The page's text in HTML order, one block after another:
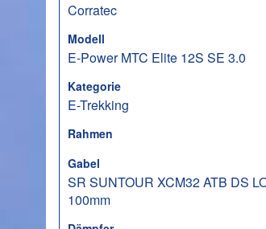
Corratec
Modell
E-Power MTC Elite 12S SE 3.0
Kategorie
E-Trekking
Rahmen
Gabel
SR SUNTOUR XCM32 ATB DS
100mm